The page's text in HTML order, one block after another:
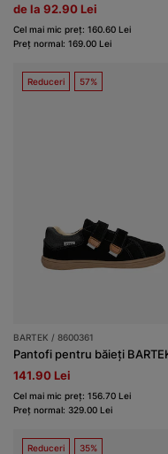
de la 92.90 Lei
Cel mai mic preț: 160.60 Lei
Preț normal: 169.00 Lei
Reduceri 57%
BARTEK / 8600361
141.90 Lei
Cel mai mic preț: 156.70 Lei
Preț normal: 329.00 Lei
Reduceri 35%